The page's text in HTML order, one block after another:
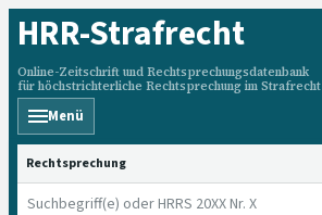
HRR-Strafrecht
Online-Zeitschrift und Rechtsprechungsdatenbank
für höchstrichterliche Rechtsprechung im Strafrecht
Menü
HRRS durchsuchen